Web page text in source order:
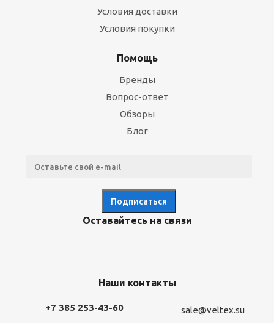
Условия доставки
Условия покупки
Помощь
Бренды
Вопрос-ответ
Обзоры
Блог
Оставайтесь на связи
Наши контакты
+7 385 253-43-60
sale@veltex.su